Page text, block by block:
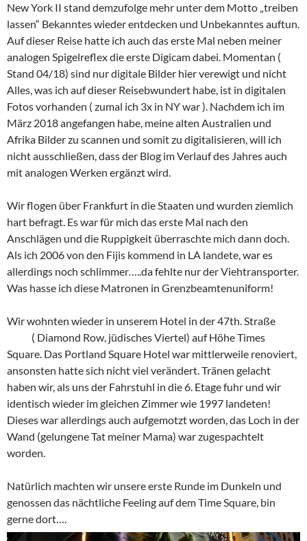
New York II stand demzufolge mehr unter dem Motto „treiben
lassen“ Bekanntes wieder entdecken und Unbekanntes auftun.
Auf dieser Reise hatte ich auch das erste Mal neben meiner
analogen Spigelreflex die erste Digicam dabei. Momentan (
Stand 04/18) sind nur digitale Bilder hier verewigt und nicht
Alles, was ich auf dieser Reisebwundert habe, ist in digitalen
Fotos vorhanden ( zumal ich 3x in NY war ). Nachdem ich im
März 2018 angefangen habe, meine alten Australien und
Afrika Bilder zu scannen und somit zu digitalisieren, will ich
nicht ausschließen, dass der Blog im Verlauf des Jahres auch
mit analogen Werken ergänzt wird.
Wir flogen über Frankfurt in die Staaten und wurden ziemlich
hart befragt. Es war für mich das erste Mal nach den
Anschlägen und die Ruppigkeit überraschte mich dann doch.
Als ich 2006 von den Fijis kommend in LA landete, war es
allerdings noch schlimmer…..da fehlte nur der Viehtransporter.
Was hasse ich diese Matronen in Grenzbeamtenuniform!
Wir wohnten wieder in unserem Hotel in der 47th. Straße
( Diamond Row, jüdisches Viertel) auf Höhe Times
Square. Das Portland Square Hotel war mittlerweile renoviert,
ansonsten hatte sich nicht viel verändert. Tränen gelacht
haben wir, als uns der Fahrstuhl in die 6. Etage fuhr und wir
identisch wieder im gleichen Zimmer wie 1997 landeten!
Dieses war allerdings auch aufgemotzt worden, das Loch in der
Wand (gelungene Tat meiner Mama) war zugespachtelt
worden.
Natürlich machten wir unsere erste Runde im Dunkeln und
genossen das nächtliche Feeling auf dem Time Square, bin
gerne dort….